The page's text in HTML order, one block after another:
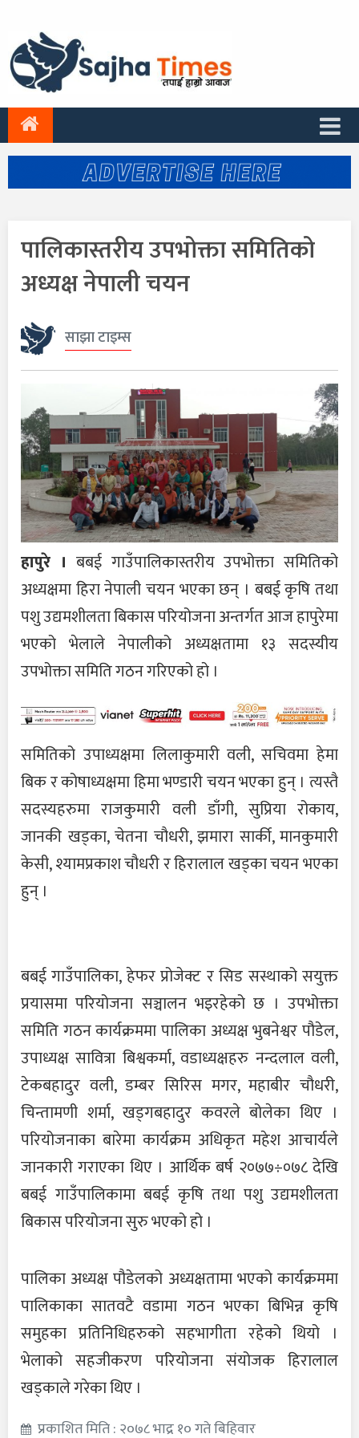
पालिकास्तरीय उपभोक्ता समितिको
अध्यक्ष नेपाली चयन
साझा टाइम्स
हापुरे । बबई गाउँपालिकास्तरीय उपभोक्ता समितिको
अध्यक्षमा हिरा नेपाली चयन भएका छन् । बबई कृषि तथा
पशु उद्यमशीलता बिकास परियोजना अन्तर्गत आज हापुरेमा
भएको भेलाले नेपालीको अध्यक्षतामा १३ सदस्यीय
उपभोक्ता समिति गठन गरिएको हो ।
समितिको उपाध्यक्षमा लिलाकुमारी वली, सचिवमा हेमा
बिक र कोषाध्यक्षमा हिमा भण्डारी चयन भएका हुन् । त्यस्तै
सदस्यहरुमा राजकुमारी वली डाँगी, सुप्रिया रोकाय,
जानकी खड्का, चेतना चौधरी, झमारा सार्की, मानकुमारी
केसी, श्यामप्रकाश चौधरी र हिरालाल खड्का चयन भएका
हुन् ।
बबई गाउँपालिका, हेफर प्रोजेक्ट र सिड सस्थाको सयुक्त
प्रयासमा परियोजना सञ्चालन भइरहेको छ । उपभोक्ता
समिति गठन कार्यक्रममा पालिका अध्यक्ष भुबनेश्वर पौडेल,
उपाध्यक्ष सावित्रा बिश्वकर्मा, वडाध्यक्षहरु नन्दलाल वली,
टेकबहादुर वली, डम्बर सिरिस मगर, महाबीर चौधरी,
चिन्तामणी शर्मा, खड्गबहादुर कवरले बोलेका थिए ।
परियोजनाका बारेमा कार्यक्रम अधिकृत महेश आचार्यले
जानकारी गराएका थिए । आर्थिक बर्ष २०७७÷०७८ देखि
बबई गाउँपालिकामा बबई कृषि तथा पशु उद्यमशीलता
बिकास परियोजना सुरु भएको हो ।
पालिका अध्यक्ष पौडेलको अध्यक्षतामा भएको कार्यक्रममा
पालिकाका सातवटै वडामा गठन भएका बिभिन्न कृषि
समुहका प्रतिनिधिहरुको सहभागीता रहेको थियो ।
भेलाको सहजीकरण परियोजना संयोजक हिरालाल
खड्काले गरेका थिए ।
प्रकाशित मिति : २०७८ भाद्र १० गते बिहिवार